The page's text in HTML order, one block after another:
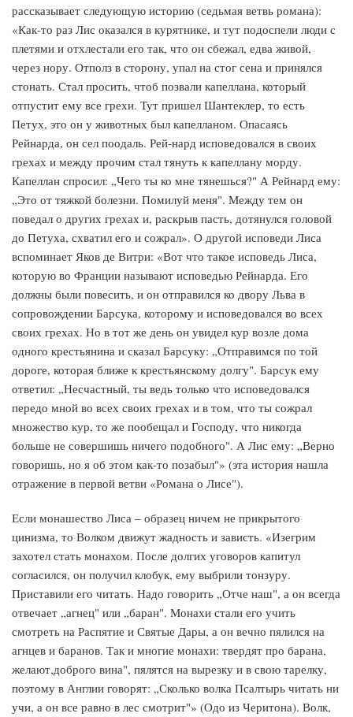
рассказывает следующую историю (седьмая ветвь романа):
«Как-то раз Лис оказался в курятнике, и тут подоспели люди с
плетями и отхлестали его так, что он сбежал, едва живой,
через нору. Отполз в сторону, упал на стог сена и принялся
стонать. Стал просить, чтоб позвали капеллана, который
отпустит ему все грехи. Тут пришел Шантеклер, то есть
Петух, это он у животных был капелланом. Опасаясь
Рейнарда, он сел поодаль. Рей-нард исповедовался в своих
грехах и между прочим стал тянуть к капеллану морду.
Капеллан спросил: „Чего ты ко мне тянешься?" А Рейнард ему:
„Это от тяжкой болезни. Помилуй меня". Между тем он
поведал о других грехах и, раскрыв пасть, дотянулся головой
до Петуха, схватил его и сожрал». О другой исповеди Лиса
вспоминает Яков де Витри: «Вот что такое исповедь Лиса,
которую во Франции называют исповедью Рейнарда. Его
должны были повесить, и он отправился ко двору Льва в
сопровождении Барсука, которому и исповедовался во всех
своих грехах. Но в тот же день он увидел кур возле дома
одного крестьянина и сказал Барсуку: „Отправимся по той
дороге, которая ближе к крестьянскому долгу". Барсук ему
ответил: „Несчастный, ты ведь только что исповедовался
передо мной во всех своих грехах и в том, что ты сожрал
множество кур, то же пообещал и Господу, что никогда
больше не совершишь ничего подобного". А Лис ему: „Верно
говоришь, но я об этом как-то позабыл"» (эта история нашла
отражение в первой ветви «Романа о Лисе").
Если монашество Лиса – образец ничем не прикрытого
цинизма, то Волком движут жадность и зависть. «Изегрим
захотел стать монахом. После долгих уговоров капитул
согласился, он получил клобук, ему выбрили тонзуру.
Приставили его читать. Надо говорить „Отче наш", а он всегда
отвечает „агнец" или „баран". Монахи стали его учить
смотреть на Распятие и Святые Дары, а он вечно пялился на
агнцев и баранов. Так и многие монахи: твердят про барана,
желают,доброго вина", пялятся на вырезку и в свою тарелку,
поэтому в Англии говорят: „Сколько волка Псалтырь читать ни
учи, а он все равно в лес смотрит"» (Одо из Черитона). Волк,